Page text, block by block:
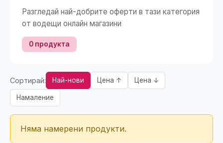
Разгледай най-добрите оферти в тази категория
от водещи онлайн магазини
0 продукта
Сортирай: Най-нови Цена ↑ Цена ↓
Намаление
Няма намерени продукти.